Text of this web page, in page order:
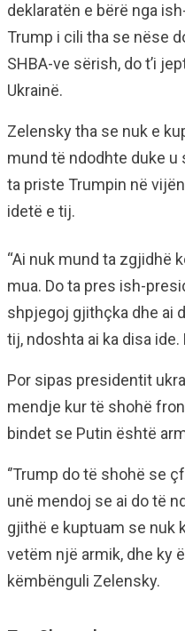
deklaratën e bërë nga
Trump i cili tha se nëse
SHBA-ve sërish, do t’i
Ukrainë.
Zelensky tha se nuk e
mund të ndodhte duke
ta priste Trumpin në
idetë e tij.
“Ai nuk mund ta zgjidhë
mua. Do ta pres ish-
shpjegoj gjithçka dhe ai
tij, ndoshta ai ka disa
Por sipas presidentit
mendje kur të shohë
bindet se Putin është
‘’Trump do të shohë se
unë mendoj se ai do të
gjithë e kuptuam se nuk
vetëm një armik, dhe ky
këmbënguli Zelensky.